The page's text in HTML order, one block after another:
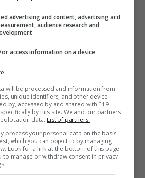
traccia di terriccio. Fate un
su ogni patata per evitare che
durante la cottura.
due ore (qualcuno usa dei fogli
mantenere la temperatura
advertising and content, advertising and
audience research and
access information on a device
will be processed and information from
unique identifiers, and other device
by, accessed by and shared with 319
by this site. We and our partners
data. List of partners.
process your personal data on the basis
which you can object to by managing
Look for a link at the bottom of this page
to manage or withdraw consent in privacy